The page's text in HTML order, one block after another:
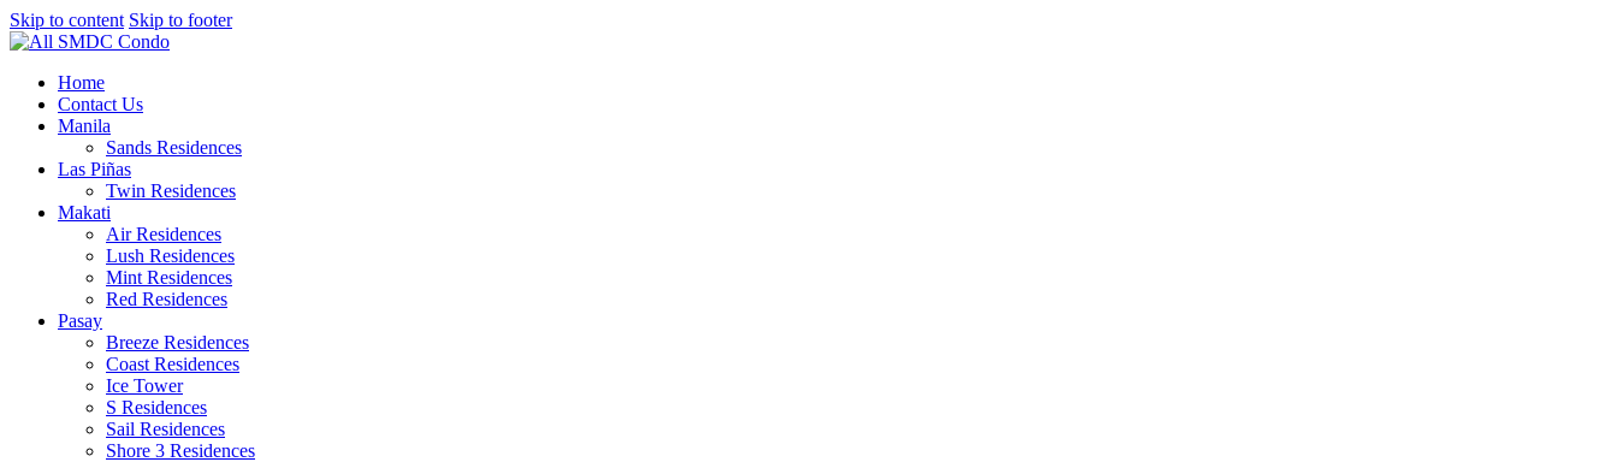
Skip to content Skip to footer
Home
Contact Us
Manila
Sands Residences
Las Piñas
Twin Residences
Makati
Air Residences
Lush Residences
Mint Residences
Red Residences
Pasay
Breeze Residences
Coast Residences
Ice Tower
S Residences
Sail Residences
Shore 3 Residences